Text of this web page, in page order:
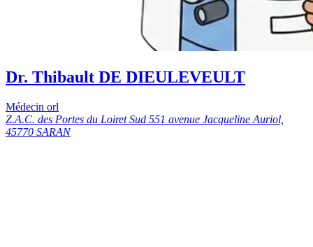
Dr. Thibault DE DIEULEVEULT
Médecin orl
Z.A.C. des Portes du Loiret Sud 551 avenue Jacqueline Auriol,
45770 SARAN